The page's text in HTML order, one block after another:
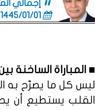
إجمالي
1445/01/01 (06:01 صباحاً)
■ المباراة الساخنة
ليس كل ما يصرّح به
القلب يستطيع أن